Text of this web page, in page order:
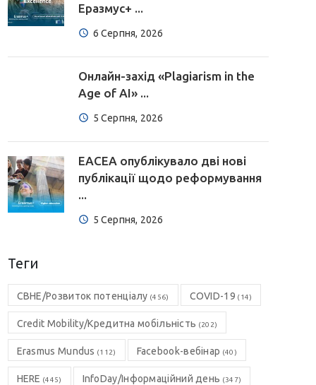
Еразмус+ ...
6 Серпня, 2026
Онлайн-захід «Plagiarism in the
Age of AI» ...
5 Серпня, 2026
EACEA опублікувало дві нові
публікації щодо реформування
...
5 Серпня, 2026
Теги
CBHE/Розвиток потенціалу (456) COVID-19 (14)
Credit Mobility/Кредитна мобільність (202)
Erasmus Mundus (112) Facebook-вебінар (40)
HERE (445) InfoDay/Інформаційний день (347)